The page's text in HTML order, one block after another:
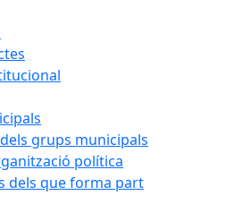
grups municipals
política
dels que forma part